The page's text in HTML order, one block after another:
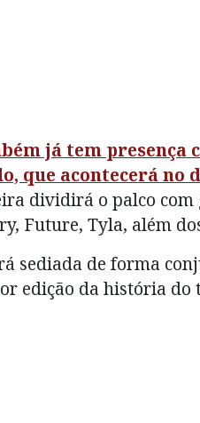
já tem presença
que acontecerá no
dividirá o palco
Future, Tyla, além
sediada de forma
edição da história do